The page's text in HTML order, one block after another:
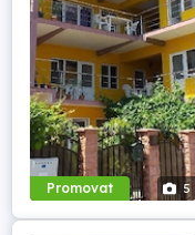
Promovat 5